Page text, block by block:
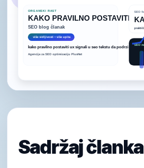
Sadržaj članka